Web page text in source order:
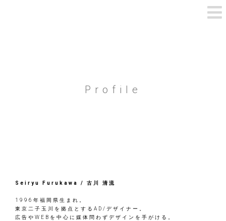
Profile
Seiryu Furukawa / 古川 清流
1996年福岡県生まれ。
東京二子玉川を拠点とするAD/デザイナー。
広告やWEBを中心に媒体問わずデザインを手がける。